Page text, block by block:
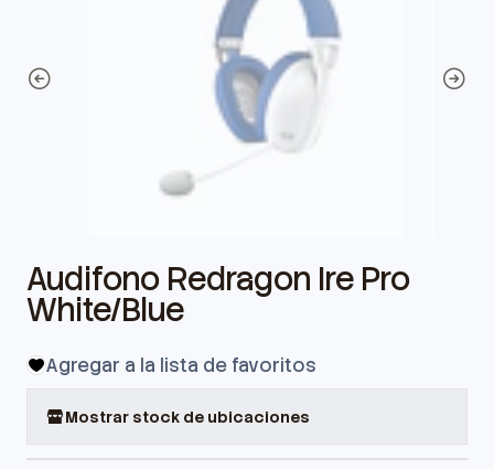
Audifono Redragon Ire Pro
White/Blue
Agregar a la lista de favoritos
Mostrar stock de ubicaciones